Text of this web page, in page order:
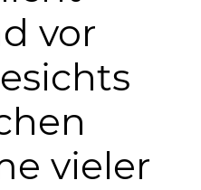
vor
vieler